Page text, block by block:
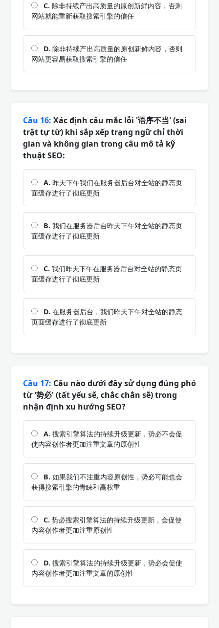
C. 除非持续产出高质量的原创新鲜内容，否则
网站就能重新获取搜索引擎的信任
D. 除非持续产出高质量的原创新鲜内容，否则
网站更容易获取搜索引擎的信任
Câu 16: Xác định câu mắc lỗi '语序不当' (sai
trật tự từ) khi sắp xếp trạng ngữ chỉ thời
gian và không gian trong câu mô tả kỹ
thuật SEO:
A. 昨天下午我们在服务器后台对全站的静态页
面缓存进行了彻底更新
B. 我们在服务器后台昨天下午对全站的静态页
面缓存进行了彻底更新
C. 我们昨天下午在服务器后台对全站的静态页
面缓存进行了彻底更新
D. 在服务器后台，我们昨天下午对全站的静态
页面缓存进行了彻底更新
Câu 17: Câu nào dưới đây sử dụng đúng phó
từ '势必' (tất yếu sẽ, chắc chắn sẽ) trong
nhận định xu hướng SEO?
A. 搜索引擎算法的持续升级更新，势必不会促
使内容创作者更加注重文章的原创性
B. 如果我们不注重内容原创性，势必可能也会
获得搜索引擎的青睐和高权重
C. 势必搜索引擎算法的持续升级更新，会促使
内容创作者更加注重原创性
D. 搜索引擎算法的持续升级更新，势必会促使
内容创作者更加注重文章的原创性